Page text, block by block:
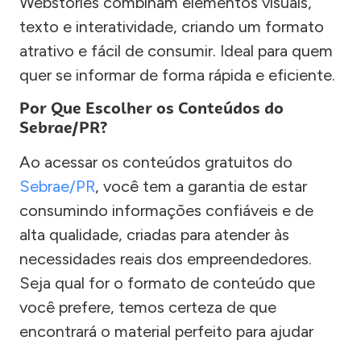
texto e interatividade, criando um formato
atrativo e fácil de consumir. Ideal para quem
quer se informar de forma rápida e eficiente.
Por Que Escolher os Conteúdos do
Sebrae/PR?
Ao acessar os conteúdos gratuitos do
Sebrae/PR, você tem a garantia de estar
consumindo informações confiáveis e de
alta qualidade, criadas para atender às
necessidades reais dos empreendedores.
Seja qual for o formato de conteúdo que
você prefere, temos certeza de que
encontrará o material perfeito para ajudar